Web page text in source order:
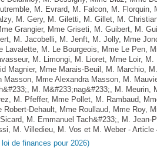
M. Evrard, M. Falcon, M. Florquin,
M. Gery, M. Giletti, M. Gillet, M.
Grangier, Mme Griseti, M. Guibert, M.
M. Jacobelli, M. Jenft, M. Jolly, Mme
Lavalette, M. Le Bourgeois, Mme Le Pen,
M. Limongi, M. Lioret, Mme Loir,
Magnier, Mme Marais-Beuil, M. Marchio,
Masson, Mme Alexandra Masson, M.
M. M&#233;nag&#233;, M. Meurin,
M. Pfeffer, Mme Pollet, M. Rambaud,
Robert-Dehault, Mme Roullaud, Mme Roy,
M. Emmanuel Tach&#233;, M. Jean-
M. Villedieu, M. Vos et M. Weber -
de finances pour 2026)